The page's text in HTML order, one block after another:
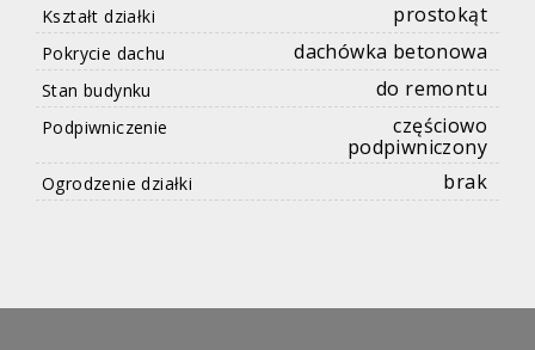
Kształt działki prostokąt
Pokrycie dachu dachówka betonowa
Stan budynku do remontu
Podpiwniczenie
częściowo
podpiwniczony
Ogrodzenie działki brak